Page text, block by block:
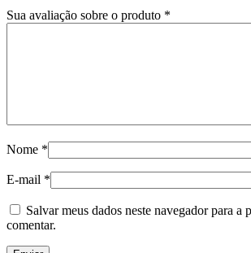
Sua avaliação sobre o produto *
Nome *
E-mail *
Salvar meus dados neste navegador para a
comentar.